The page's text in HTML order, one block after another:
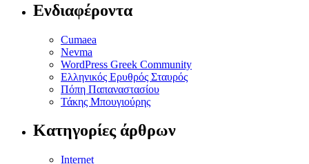
Ενδιαφέροντα
Cumaea
Nevma
WordPress Greek Community
Ελληνικός Ερυθρός Σταυρός
Πόπη Παπαναστασίου
Τάκης Μπουγιούρης
Κατηγορίες άρθρων
Internet